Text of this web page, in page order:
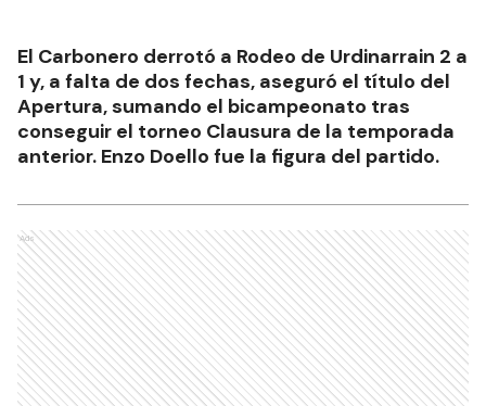
El Carbonero derrotó a Rodeo de Urdinarrain 2 a
1 y, a falta de dos fechas, aseguró el título del
Apertura, sumando el bicampeonato tras
conseguir el torneo Clausura de la temporada
anterior. Enzo Doello fue la figura del partido.
Ads